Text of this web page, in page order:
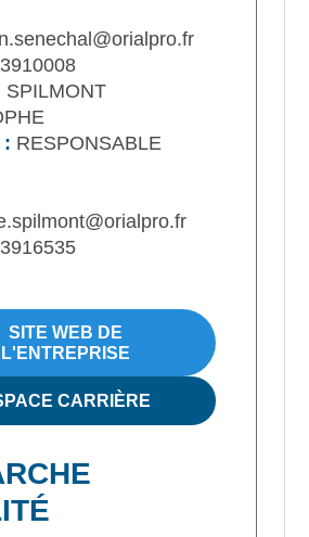
SPILMONT
: RESPONSABLE
SITE WEB DE
L'ENTREPRISE
CARRIÈRE